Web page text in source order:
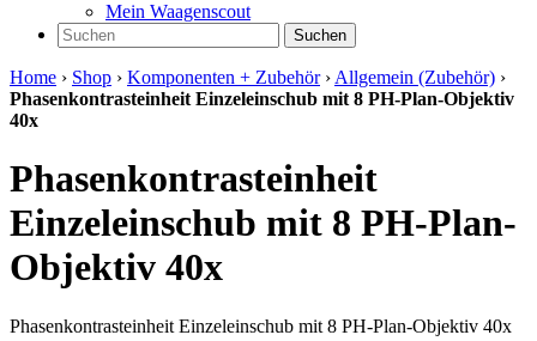
Mein Waagenscout
Suchen
Home › Shop › Komponenten + Zubehör› Allgemein (Zubehör) ›
Phasenkontrasteinheit Einzeleinschub mit 8 PH-Plan-Objektiv
40x
Phasenkontrasteinheit
Einzeleinschub mit 8 PH-Plan-
Objektiv 40x
Phasenkontrasteinheit Einzeleinschub mit 8 PH-Plan-Objektiv 40x